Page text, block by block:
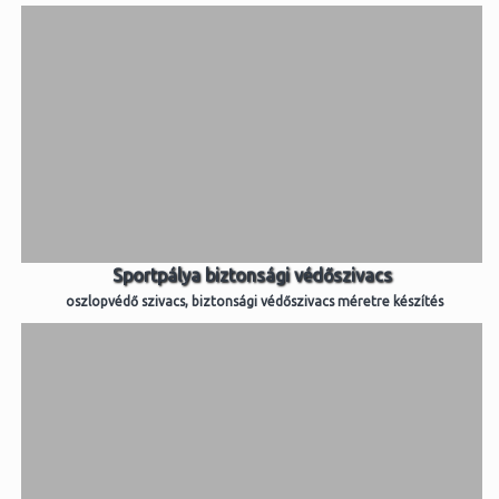
Sportpálya biztonsági védőszivacs
oszlopvédő szivacs, biztonsági védőszivacs méretre készítés